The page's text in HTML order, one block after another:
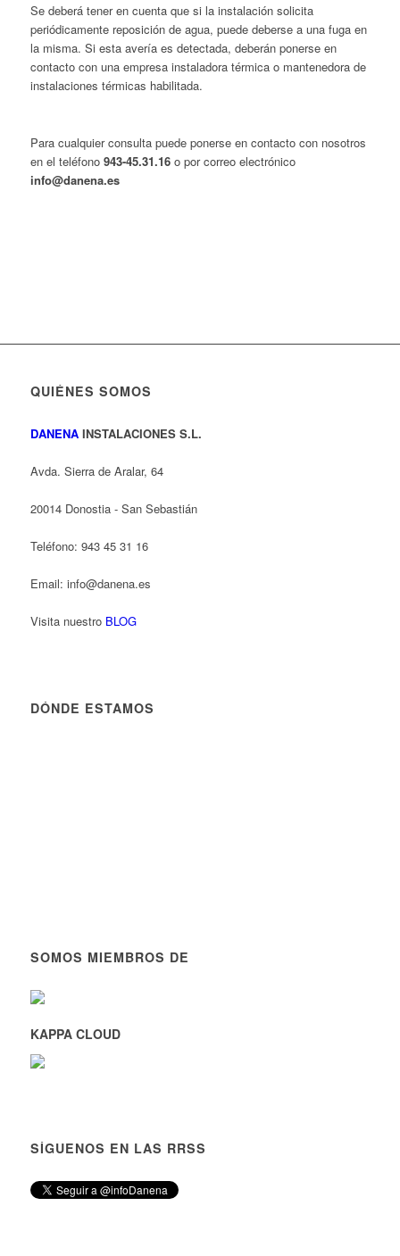
Se deberá tener en cuenta que si la instalación solicita
periódicamente reposición de agua, puede deberse a una fuga en
la misma. Si esta avería es detectada, deberán ponerse en
contacto con una empresa instaladora térmica o mantenedora de
instalaciones térmicas habilitada.
Para cualquier consulta puede ponerse en contacto con nosotros
en el teléfono943-45.31.16o por correo electrónico
info@danena.es
QUIÉNES SOMOS
DANENAINSTALACIONES S.L.
Avda. Sierra de Aralar, 64
20014 Donostia - San Sebastián
Teléfono: 943 45 31 16
Email: info@danena.es
Visita nuestro BLOG
DÓNDE ESTAMOS
SOMOS MIEMBROS DE
KAPPA CLOUD
SÍGUENOS EN LAS RRSS